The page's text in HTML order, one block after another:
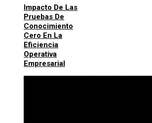
Impacto De Las
Pruebas De
Conocimiento
Cero En La
Eficiencia
Operativa
Empresarial